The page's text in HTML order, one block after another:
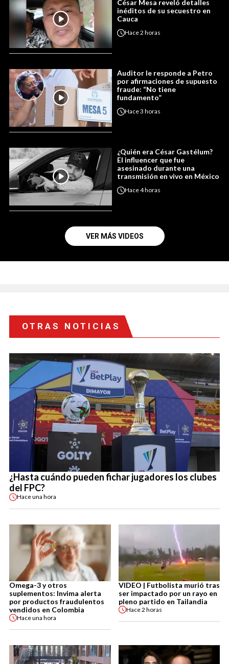
César Mesa reveló detalles
inéditos de su secuestro en
Cauca
Hace2 horas
Auditor le responde a Petro
por afirmaciones de supuesto
fraude: “No tiene
fundamento”
Hace3 horas
¿Quién era César Gastélum?
El influencer que fue
asesinado durante una
transmisión en vivo en México
Hace4 horas
VER MÁS VIDEOS
OTRAS NOTICIAS
¿Hasta cuándo pueden fichar jugadores los clubes
del FPC?
Haceuna hora
Omega-3 y otros
suplementos: Invima alerta
por productos fraudulentos
vendidos en Colombia
Haceuna hora
VIDEO | Futbolista murió tras
ser impactado por un rayo en
pleno partido en Tailandia
Hace2 horas